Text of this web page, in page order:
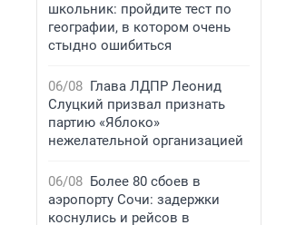
школьник: пройдите тест по
географии, в котором очень
стыдно ошибиться
06/08 Глава ЛДПР Леонид
Слуцкий призвал признать
партию «Яблоко»
нежелательной организацией
06/08 Более 80 сбоев в
аэропорту Сочи: задержки
коснулись и рейсов в